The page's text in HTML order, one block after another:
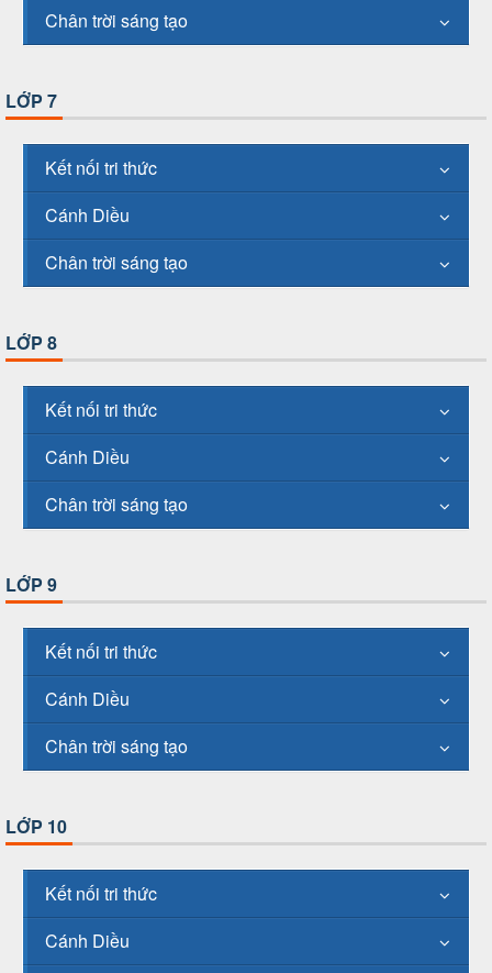
Chân trời sáng tạo
LỚP 7
Kết nối tri thức
Cánh Diều
Chân trời sáng tạo
LỚP 8
Kết nối tri thức
Cánh Diều
Chân trời sáng tạo
LỚP 9
Kết nối tri thức
Cánh Diều
Chân trời sáng tạo
LỚP 10
Kết nối tri thức
Cánh Diều